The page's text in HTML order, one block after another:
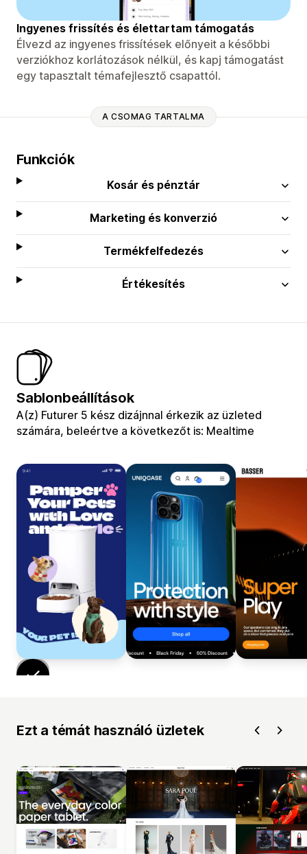
Ingyenes frissítés és élettartam támogatás
Élvezd az ingyenes frissítések előnyeit a későbbi
verziókhoz korlátozások nélkül, és kapj támogatást
egy tapasztalt témafejlesztő csapattól.
A CSOMAG TARTALMA
Funkciók
Kosár és pénztár
Marketing és konverzió
Termékfelfedezés
Értékesítés
Sablonbeállítások
A(z) Futurer 5 kész dizájnnal érkezik az üzleted
számára, beleértve a következőt is: Mealtime
Ezt a témát használó üzletek